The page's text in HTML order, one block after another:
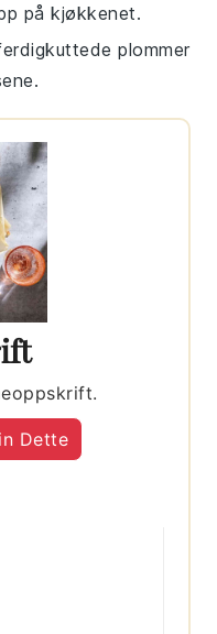
på kjøkkenet.
plommer
Dette